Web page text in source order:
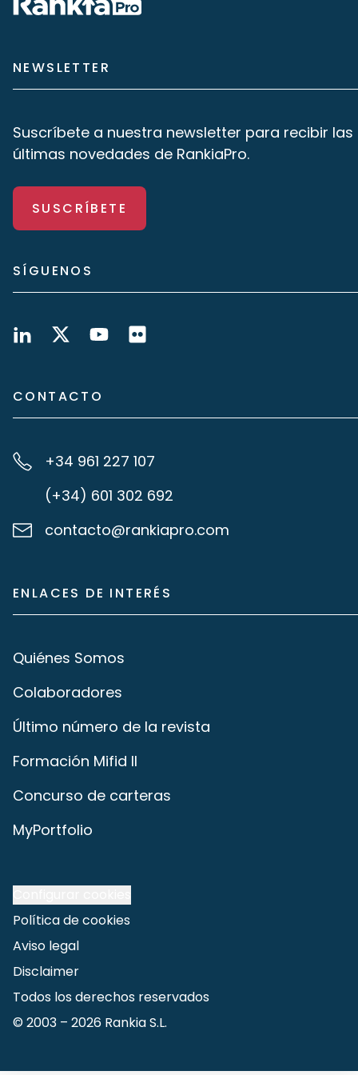
NEWSLETTER
Suscríbete a nuestra newsletter para recibir las
últimas novedades de RankiaPro.
SUSCRÍBETE
SÍGUENOS
CONTACTO
+34 961 227 107
(+34) 601 302 692
contacto@rankiapro.com
ENLACES DE INTERÉS
Quiénes Somos
Colaboradores
Último número de la revista
Formación Mifid II
Concurso de carteras
MyPortfolio
Política de cookies
Aviso legal
Disclaimer
Todos los derechos reservados
© 2003 – 2026 Rankia S.L.